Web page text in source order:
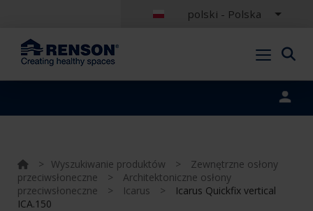
polski - Polska
> Wyszukiwanie produktów >
Zewnętrzne osłony
przeciwsłoneczne
>
Architektoniczne osłony
przeciwsłoneczne
> Icarus >
Icarus Quickfix vertical
ICA.150